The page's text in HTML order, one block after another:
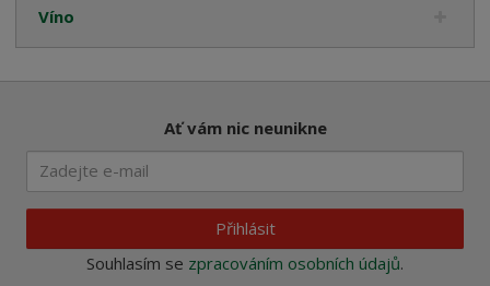
Víno
Ať vám nic neunikne
Přihlásit
Souhlasím se zpracováním osobních údajů.